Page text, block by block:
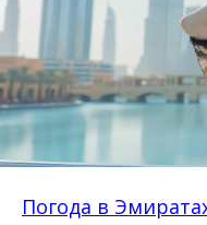
Погода в